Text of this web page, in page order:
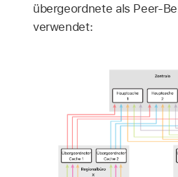
übergeordnete als Peer-
verwendet: